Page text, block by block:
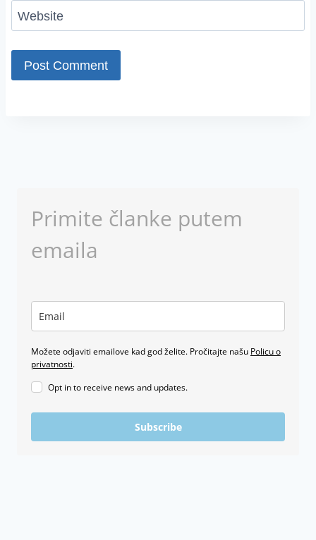
Website
Primite članke putem
emaila
Možete odjaviti emailove kad god želite. Pročitajte našu Policu o
privatnosti.
Opt in to receive news and updates.
Subscribe